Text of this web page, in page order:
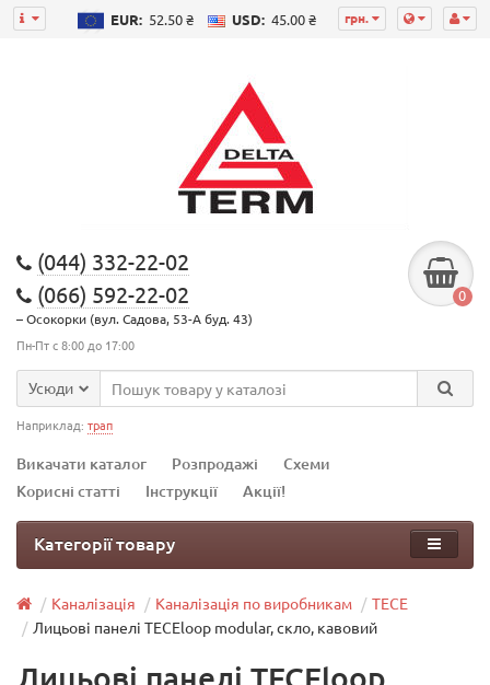
грн.
EUR: 52.50 ₴ USD: 45.00 ₴
(044) 332-22-02
(066) 592-22-02
– Осокорки (вул. Садова, 53-А буд. 43)
Пн-Пт с 8:00 до 17:00
0
Усюди
Наприклад: трап
Викачати каталог Розпродажі
Схеми
Корисні статті
Інструкції Акції!
Категорії товару
Каналізація Каналізація по виробникам
TECE
Лицьові панелі TECEloop modular, скло, кавовий
Лицьові панелі TECEloop